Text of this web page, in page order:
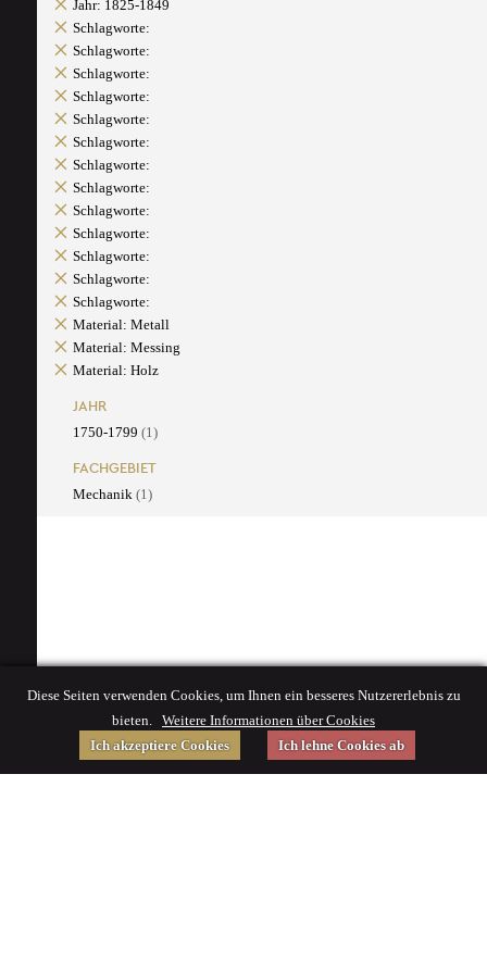
Jahr: 1825-1849
Schlagworte:
Schlagworte:
Schlagworte:
Schlagworte:
Schlagworte:
Schlagworte:
Schlagworte:
Schlagworte:
Schlagworte:
Schlagworte:
Schlagworte:
Schlagworte:
Schlagworte:
Material: Metall
Material: Messing
Material: Holz
JAHR
1750-1799 (1)
FACHGEBIET
Mechanik (1)
Diese Seiten verwenden Cookies, um Ihnen ein besseres Nutzererlebnis zu
bieten. Weitere Informationen über Cookies
Ich akzeptiere Cookies
Ich lehne Cookies ab